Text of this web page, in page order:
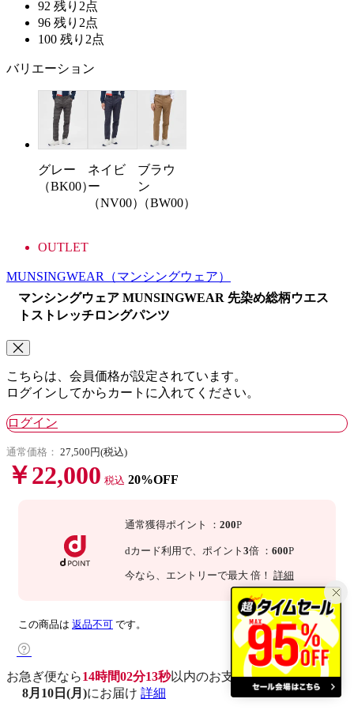
92 残り2点
96 残り2点
100 残り2点
バリエーション
グレー
（BK00）
ネイビ
ー
（NV00）
ブラウ
ン
（BW00）
OUTLET
MUNSINGWEAR （マンシングウェア）
マンシングウェア MUNSINGWEAR 先染め総柄ウエス
トストレッチロングパンツ
こちらは、会員価格が設定されています。
ログインしてからカートに入れてください。
ログイン
通常価格： 27,500円(税込)
￥22,000 税込 20%OFF
通常獲得ポイント ： 200P
dカード利用で、 ポイント 3倍 ： 600P
今なら 、エントリーで最大 倍！ 詳細
この商品は 返品不可 です。
お急ぎ便なら14時間02分13秒以内のお支払いで
8月10日(月)にお届け 詳細